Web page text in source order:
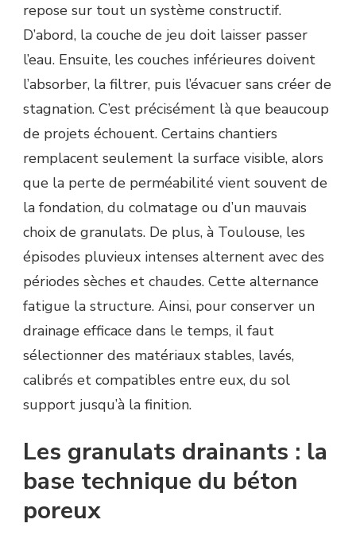
TOULOUSE
GARDER
UNE
PERMÉABILITÉ
?
repose sur tout un système constructif.
D’abord, la couche de jeu doit laisser passer
l’eau. Ensuite, les couches inférieures doivent
l’absorber, la filtrer, puis l’évacuer sans créer de
stagnation. C’est précisément là que beaucoup
de projets échouent. Certains chantiers
remplacent seulement la surface visible, alors
que la perte de perméabilité vient souvent de
la fondation, du colmatage ou d’un mauvais
choix de granulats. De plus, à Toulouse, les
épisodes pluvieux intenses alternent avec des
périodes sèches et chaudes. Cette alternance
fatigue la structure. Ainsi, pour conserver un
drainage efficace dans le temps, il faut
sélectionner des matériaux stables, lavés,
calibrés et compatibles entre eux, du sol
support jusqu’à la finition.
Les granulats drainants : la
base technique du béton
poreux